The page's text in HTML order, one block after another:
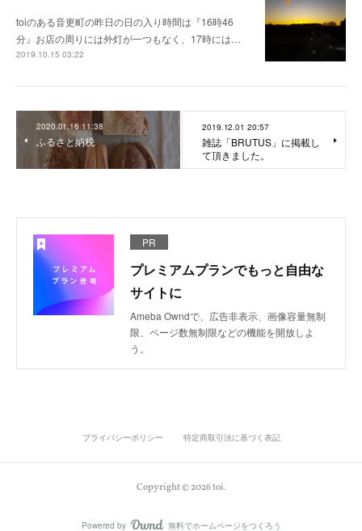
toiのある音更町の昨日の日の入り時間は『16時46
分』お店の周りには外灯が一つもなく、17時には…
2019.10.15 03:22
2020.01.16 11:38
ふるさと納税
2019.12.01 20:57
雑誌「BRUTUS」に掲載し
て頂きました。
PR
プレミアムプランでもっと自由な
サイトに
Ameba Owndで、広告非表示、画像容量無制
限、ページ数無制限などの機能を開放しよ
う。
プライバシーポリシー 特定商取引法に基づく表記
Copyright ©2026toi.
Powered by 無料でホームページをつくろう